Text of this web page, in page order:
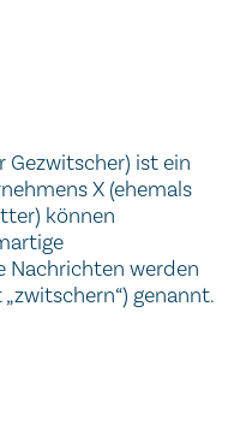
Gezwitscher) ist ein
X (ehemals
können
Nachrichten werden
genannt.